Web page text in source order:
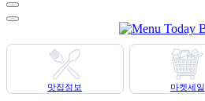
맛집정보 마켓세일